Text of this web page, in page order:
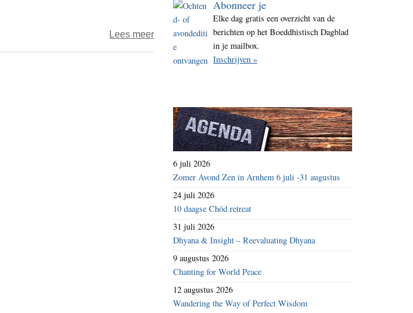
i
t
Lees meerover
Biecht
komer
Abonneer je
Elke dag gratis een overzicht van de
berichten op het Boeddhistisch Dagblad
in je mailbox.
Inschrijven »
6 juli 2026
Zomer Avond Zen in Arnhem 6 juli -31 augustus
24 juli 2026
10 daagse Chöd retreat
31 juli 2026
Dhyana & Insight – Reevaluating Dhyana
9 augustus 2026
Chanting for World Peace
12 augustus 2026
Wandering the Way of Perfect Wisdom